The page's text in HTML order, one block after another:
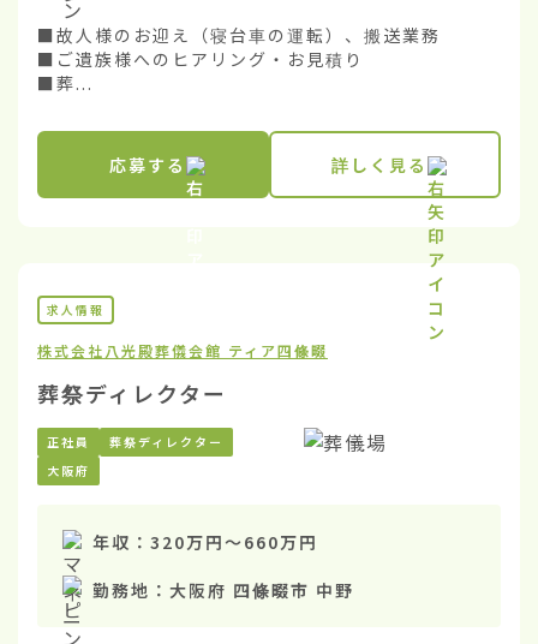
■故人様のお迎え（寝台車の運転）、搬送業務
■ご遺族様へのヒアリング・お見積り
■葬...
応募する 詳しく見る
求人情報
株式会社八光殿葬儀会館 ティア四條畷
葬祭ディレクター
正社員
葬祭ディレクター
大阪府
年収： 320万円〜660万円
勤務地： 大阪府 四條畷市 中野